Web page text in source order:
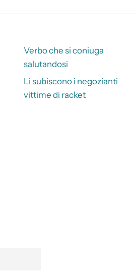
Verbo che si coniuga
salutandosi
Li subiscono i negozianti
vittime di racket